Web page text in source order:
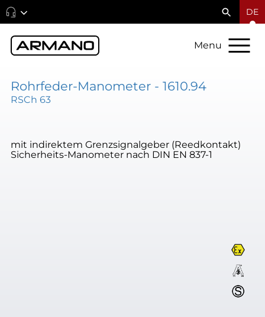
DE
Menu
Rohrfeder-Manometer - 1610.94
RSCh 63
mit indirektem Grenzsignalgeber (Reedkontakt)
Sicherheits-Manometer nach DIN EN 837-1